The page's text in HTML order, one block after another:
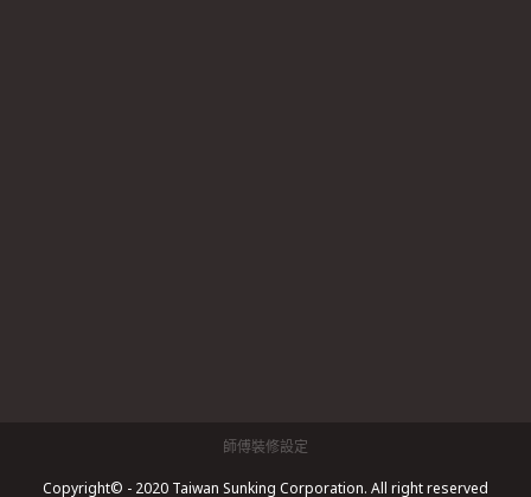
師傅裝修設定
Copyright© - 2020 Taiwan Sunking Corporation. All right reserved